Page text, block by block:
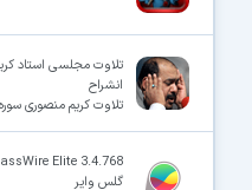
تلاوت مجلسی استاد
انشراح
تلاوت کریم منصوری
Elite 3.4.768
گلس وایر